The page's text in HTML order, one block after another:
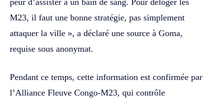
M23, il faut une bonne stratégie, pas simplement
attaquer la ville », a déclaré une source à Goma,
requise sous anonymat.
Pendant ce temps, cette information est confirmée par
l’Alliance Fleuve Congo-M23, qui contrôle